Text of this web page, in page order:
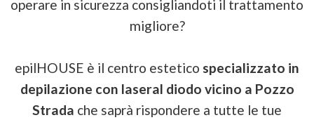
operare in sicurezza consigliandoti il trattamento
migliore?
epilHOUSE è il centro estetico specializzato in
depilazione con laseral diodo vicino a Pozzo
Strada che saprà rispondere a tutte le tue